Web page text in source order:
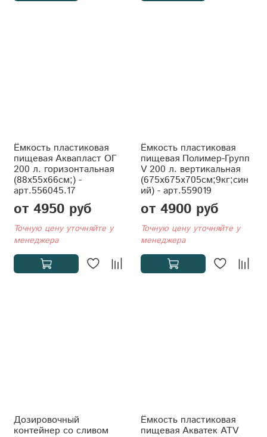
Ёмкость пластиковая
пищевая Аквапласт ОГ
200 л. горизонтальная
(88x55x66см;) -
арт.556045.17
от 4950 руб
Точную цену уточняйте у
менеджера
Ёмкость пластиковая
пищевая Полимер-Групп
V 200 л. вертикальная
(675x675x705см;9кг;син
ий) - арт.559019
от 4900 руб
Точную цену уточняйте у
менеджера
Дозировочный
контейнер со сливом
Ёмкость пластиковая
пищевая Акватек ATV